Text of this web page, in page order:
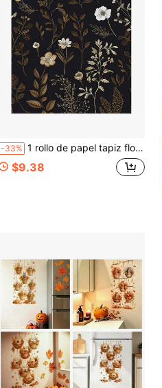
-33% 1 rollo de papel tapiz floral, papel tapiz floral bohemio de planta negro y dorado oscuro para una decoración interior exquisita, adecuado para decorar las superficies de habitaciones, cocinas y armarios, fácil de instalar y quitar, pegatinas hechas a mano
$9.38